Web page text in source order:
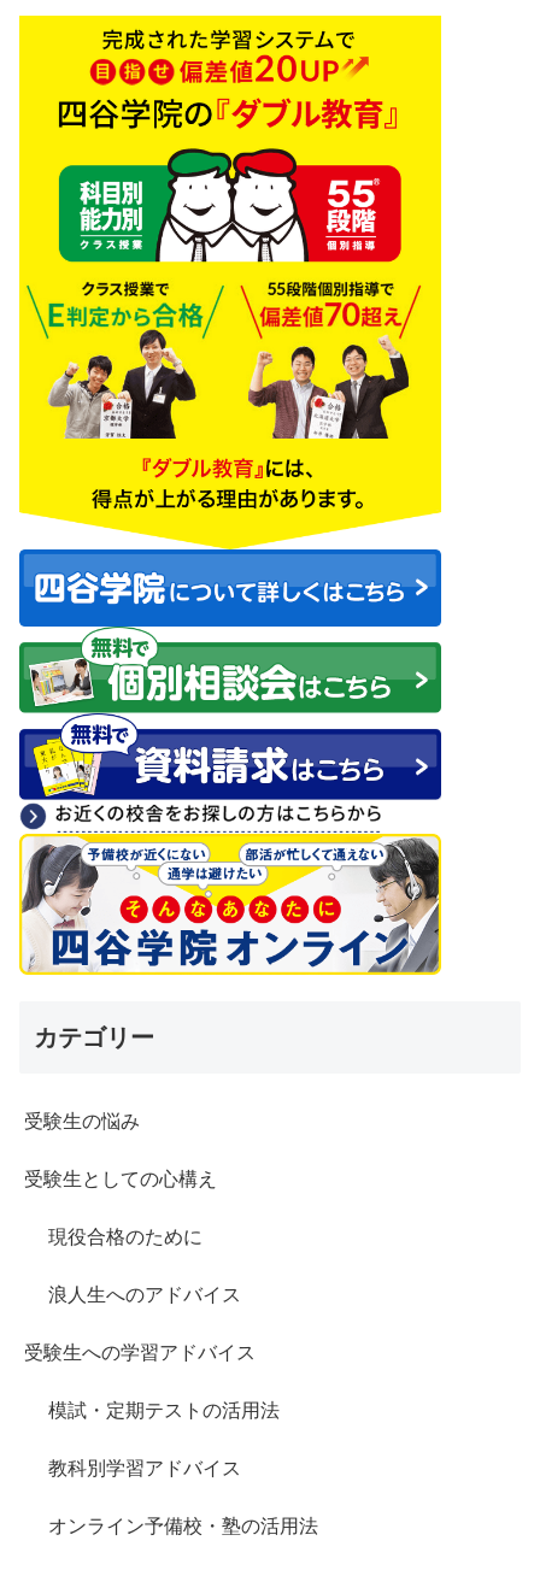
カテゴリー
受験生の悩み
受験生としての心構え
現役合格のために
浪人生へのアドバイス
受験生への学習アドバイス
模試・定期テストの活用法
教科別学習アドバイス
オンライン予備校・塾の活用法